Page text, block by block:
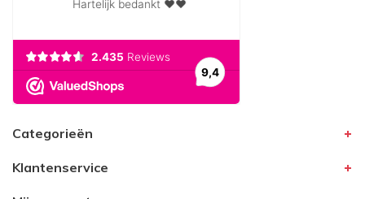
Categorieën
Klantenservice